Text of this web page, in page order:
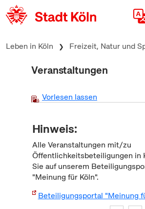
zum Inhalt springen
Leben in Köln Freizeit, Natur und
Veranstaltungen
Vorlesen lassen
Hinweis:
Alle Veranstaltungen mit/zu
Öffentlichkeitsbeteiligungen in
Sie auf unserem
"Meinung für Köln".
Beteiligungsportal "Meinung